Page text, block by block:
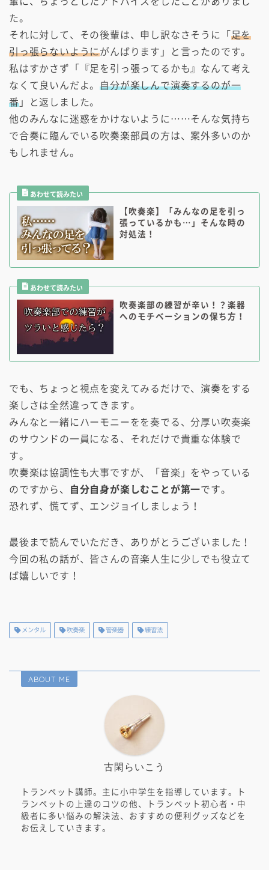
た。
それに対して、その後輩は、申し訳なさそうに「 足を
引っ張らないようにがんばります」と言ったのです。
私はすかさず「『足を引っ張ってるかも』なんて考え
なくて良いんだよ。自分が楽しんで演奏するのが一
番」と返しました。
他のみんなに迷惑をかけないように……そんな気持ち
で合奏に臨んでいる吹奏楽部員の方は、案外多いのか
もしれません。
【吹奏楽】「みんなの足を引っ
張っているかも…」そんな時の
対処法！
吹奏楽部の練習が辛い！？楽器
へのモチベーションの保ち方！
でも、ちょっと視点を変えてみるだけで、演奏をする
楽しさは全然違ってきます。
みんなと一緒にハーモニーをを奏でる、分厚い吹奏楽
のサウンドの一員になる、それだけで貴重な体験で
す。
吹奏楽は協調性も大事ですが、「音楽」をやっている
のですから、
自分自身が楽しむことが第一です。
恐れず、慌てず、エンジョイしましょう！
最後まで読んでいただき、ありがとうございました！
今回の私の話が、皆さんの音楽人生に少しでも役立て
ば嬉しいです！
メンタル 吹奏楽 管楽器 練習法
ABOUT ME
古閑らいこう
トランペット講師。主に小中学生を指導しています。ト
ランペットの上達のコツの他、トランペット初心者・中
級者に多い悩みの解決法、おすすめの便利グッズなどを
お伝えしていきます。